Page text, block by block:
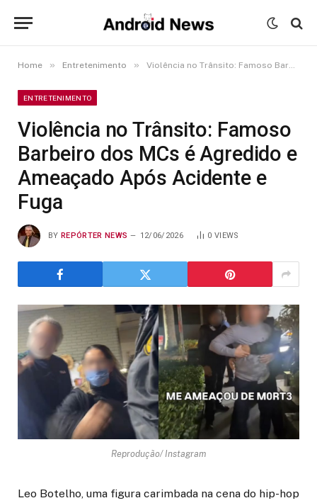
Home » Entretenimento » Violência no Trânsito: Famoso Barbeiro dos MCs é Agredido e Ameaçado Após Acidente e Fuga
ENTRETENIMENTO
Violência no Trânsito: Famoso
Barbeiro dos MCs é Agredido e
Ameaçado Após Acidente e
Fuga
BY REPÓRTER NEWS 12/06/2026 0 VIEWS
Reprodução/ Instagram
Leo Botelho, uma figura carimbada na cena do hip-hop